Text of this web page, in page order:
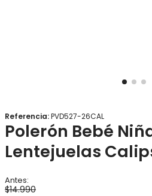
Referencia:PVD527-26CAL
Polerón Bebé
Lentejuelas
$14.990